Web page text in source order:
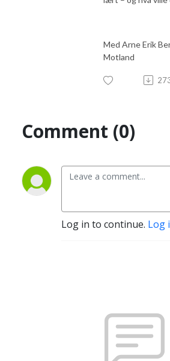
Med Arne Erik
Motland
Comment (0)
Log in to continue. Log